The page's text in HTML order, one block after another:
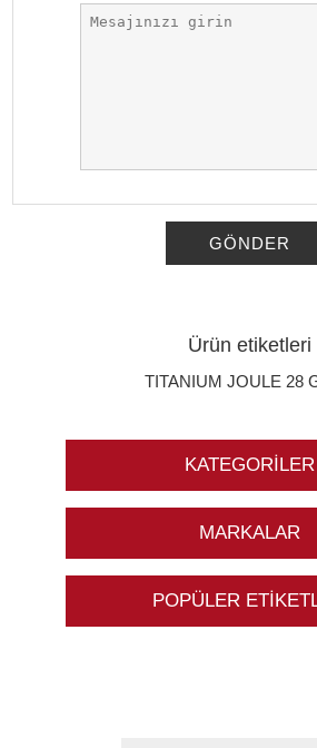
GÖNDER
Ürün etiketleri
TITANIUM JOULE 28
KATEGORILER
MARKALAR
POPÜLER